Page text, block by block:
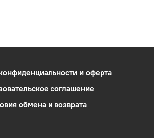
и оферта
соглашение
обмена и возврата